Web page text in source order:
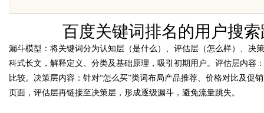
Bo
百度关键词排名的用户搜
time： 2026-05-31
漏斗模型：将关键词分为认知层（是什么）、评估层（怎么样）、决
科式长文，解释定义、分类及基础原理，吸引初期用户。评估层内容
比较。决策层内容：针对“怎么买”类词布局产品推荐、价格对比及促
页面，评估层再链接至决策层，形成逐级漏斗，避免流量跳失。